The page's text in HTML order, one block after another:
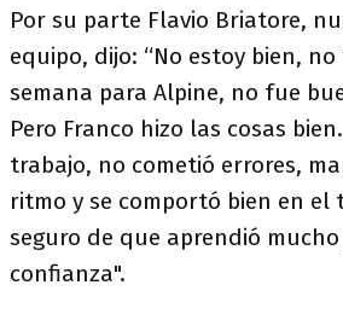
Por su parte Flavio Briatore,
equipo, dijo: “No estoy bien,
semana para Alpine, no fue
Pero Franco hizo las cosas
trabajo, no cometió errores,
ritmo y se comportó bien en el
seguro de que aprendió
confianza".